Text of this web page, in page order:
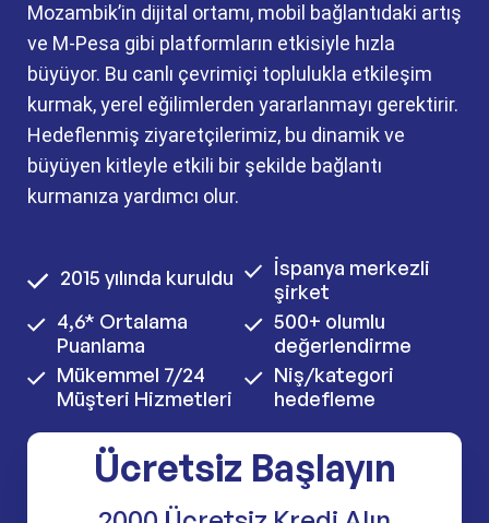
Mozambik’in dijital ortamı, mobil bağlantıdaki artış
ve M-Pesa gibi platformların etkisiyle hızla
büyüyor. Bu canlı çevrimiçi toplulukla etkileşim
kurmak, yerel eğilimlerden yararlanmayı gerektirir.
Hedeflenmiş ziyaretçilerimiz, bu dinamik ve
büyüyen kitleyle etkili bir şekilde bağlantı
kurmanıza yardımcı olur.
2015 yılında kuruldu
4,6* Ortalama
Puanlama
Mükemmel 7/24
Müşteri Hizmetleri
İspanya merkezli
şirket
500+ olumlu
değerlendirme
Niş/kategori
hedefleme
Ücretsiz Başlayın